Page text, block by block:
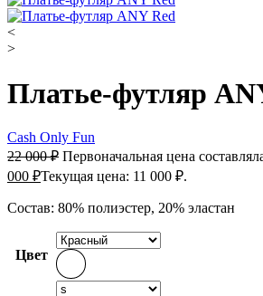
<
>
Платье-футляр
Cash Only Fun
22 000₽ Первоначальная цена
000 ₽Текущая цена: 11 000 ₽.
Состав: 80% полиэстер, 20% эластан
Цвет